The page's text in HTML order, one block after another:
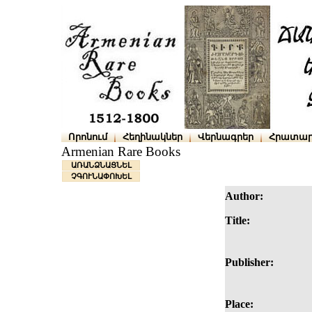
Որոնում Հեղինակներ Վերնագրեր
Armenian Rare Books
ԱՌԱՆՁՆԱՑՆԵԼ
ՉԳՈՒՆԱՓՈԽԵԼ
Author:
Title:
Publisher:
Place: